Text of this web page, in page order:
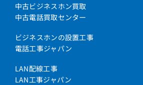
中古ビジネスホン買取
中古電話買取センター
ビジネスホンの設置工事
電話工事ジャパン
LAN配線工事
LAN工事ジャパン